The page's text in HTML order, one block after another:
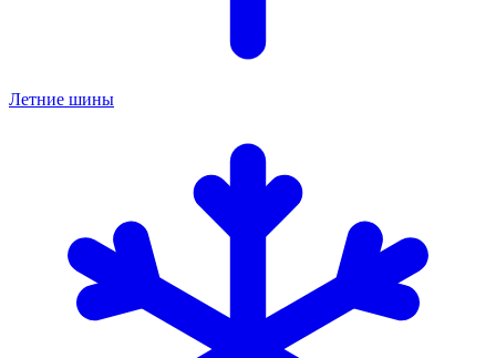
Летние шины